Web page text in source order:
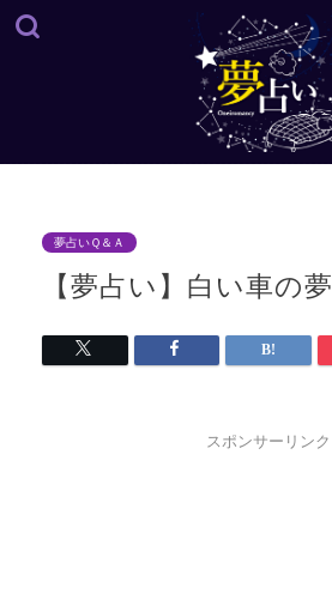
夢占いＱ＆Ａ
【夢占い】白い車の夢
スポンサーリンク